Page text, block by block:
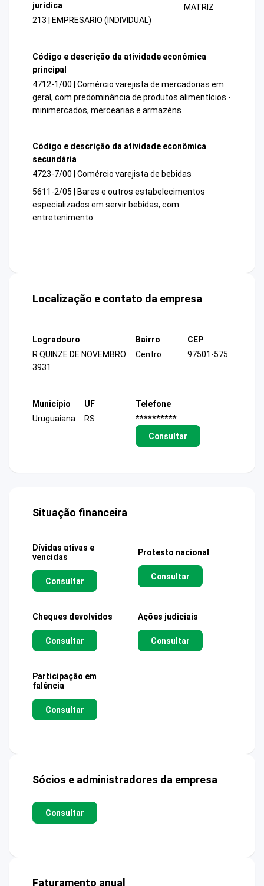
jurídica
213 | EMPRESARIO (INDIVIDUAL)
MATRIZ
Código e descrição da atividade econômica
principal
4712-1/00 | Comércio varejista de mercadorias em
geral, com predominância de produtos alimentícios -
minimercados, mercearias e armazéns
Código e descrição da atividade econômica
secundária
4723-7/00 | Comércio varejista de bebidas
5611-2/05 | Bares e outros estabelecimentos
especializados em servir bebidas, com
entretenimento
Localização e contato da empresa
Logradouro
R QUINZE DE NOVEMBRO
3931
Bairro
Centro
CEP
97501-575
Município
Uruguaiana
UF
RS
Telefone
**********
Consultar
Situação financeira
Dívidas ativas e
vencidas
Consultar
Protesto nacional
Consultar
Cheques devolvidos
Consultar
Ações judiciais
Consultar
Participação em
falência
Consultar
Sócios e administradores da empresa
Consultar
Faturamento anual